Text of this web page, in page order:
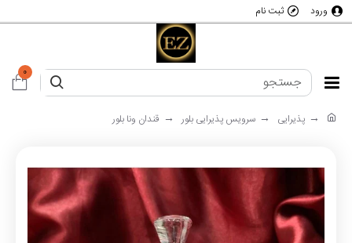
ورود ثبت نام
0
پذیرایی سرویس پذیرایی بلور قندان ونا بلور